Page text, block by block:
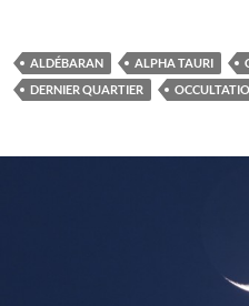
ALDÉBARAN ALPHA TAURI
DERNIER QUARTIER